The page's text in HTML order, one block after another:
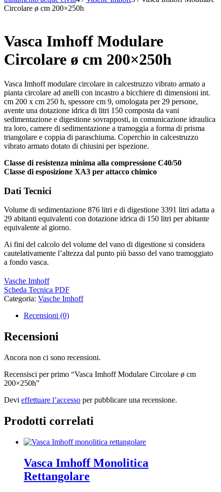
Circolare ø cm 200×250h
Vasca Imhoff Modulare
Circolare ø cm 200×250h
Vasca Imhoff modulare circolare in calcestruzzo vibrato armato a
pianta circolare ad anelli con incastro a bicchiere di dimensioni int.
cm 200 x cm 250 h, spessore cm 9, omologata per 29 persone,
avente una dotazione idrica di litri 150 composta da vani
sedimentazione e digestione sovrapposti, in comunicazione idraulica
tra loro, camere di sedimentazione a tramoggia a forma di prisma
triangolare e coppia di paraschiuma. Coperchio in calcestruzzo
vibrato armato dotato di chiusini per ispezione.
Classe di resistenza minima alla compressione C40/50
Classe di esposizione XA3 per attacco chimico
Dati Tecnici
Volume di sedimentazione 876 litri e di digestione 3391 litri adatta a
29 abitanti equivalenti con dotazione idrica di 150 litri per abitante
equivalente al giorno.
Ai fini del calcolo del volume del vano di digestione si considera
cautelativamente l’altezza dal punto più basso del vano tramoggiato
a fondo vasca.
Vasche Imhoff
Scheda Tecnica PDF
Categoria: Vasche Imhoff
Recensioni (0)
Recensioni
Ancora non ci sono recensioni.
Recensisci per primo “Vasca Imhoff Modulare Circolare ø cm
200×250h”
Devi effettuare l’accesso per pubblicare una recensione.
Prodotti correlati
Vasca Imhoff Monolitica
Rettangolare